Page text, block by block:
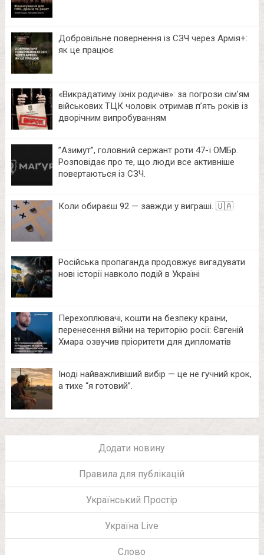
Добровільне повернення із СЗЧ через Армія+:
як це працює
«Викрадатиму їхніх родичів»: за погрози сім’ям
військових ТЦК чоловік отримав п’ять років із
дворічним випробуванням
⁨”Азимут”, головний сержант роти 47-ї ОМБр.
Розповідає про те, що люди все активніше
повертаються із СЗЧ.
Коли обираєш 92 — завжди у виграші. 🇺🇦
Російська пропаганда продовжує вигадувати
нові історії навколо подій в Україні
Перехоплювачі, кошти на безпеку країни,
перенесення війни на територію росії: Євгеній
Хмара озвучив пріоритети для дипломатів
Іноді найважливіший вибір — це не гучний крок,
а тихе “я готовий”.
Додати новину
Правила для публікацій
Український Простір
Україна Live
Слово